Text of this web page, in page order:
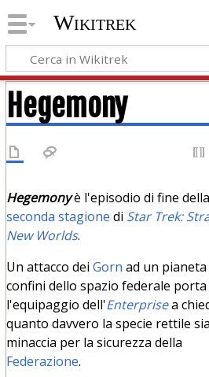
Wikitrek
Hegemony
Hegemonyè l'episodio di fine della
seconda stagione di Star Trek:
New Worlds.
Un attacco dei Gorn ad un pianeta
confini dello spazio federale porta
l'equipaggio dell'Enterprisea
quanto davvero la specie rettile
minaccia per la sicurezza della
Federazione.